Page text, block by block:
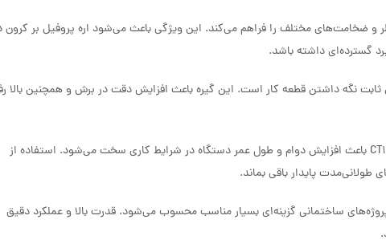
با قطر و ضخامت‌های مختلف را فراهم می‌کند. این ویژگی باعث می‌شود اره پروفیل بر کرون
گسترده‌ای داشته باشد.
نگه داشتن قطعه کار است. این گیره باعث افزایش دقت در برش و همچنین بالا
بدنه مقاوم و طراحی صنعتی اره پروفیل بر ۲۲۰۰ وات کرون مدل CT15232 باعث افزایش دوام و طول عمر دستگاه در شرایط کاری سخت می‌شود. استفاده از
پایدار باقی بماند.
پروژه‌های ساختمانی گزینه‌ای بسیار مناسب محسوب می‌شود. قدرت بالا و عملکرد دقیق